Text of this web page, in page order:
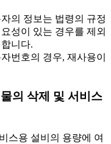
의 정보는 법령의 규정
성이 있는 경우를 제외
니다.
번호의 경우, 재사용이
의 삭제 및 서비스
스용 설비의 용량에 여